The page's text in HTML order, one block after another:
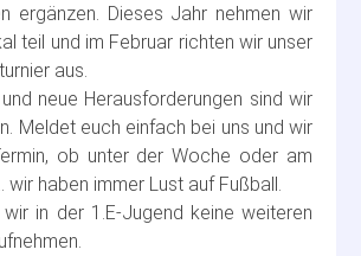
ergänzen. Dieses Jahr nehmen wir
teil und im Februar richten wir unser
aus.
neue Herausforderungen sind wir
Meldet euch einfach bei uns und wir
ob unter der Woche oder am
wir haben immer Lust auf Fußball.
in der 1.E-Jugend keine weiteren